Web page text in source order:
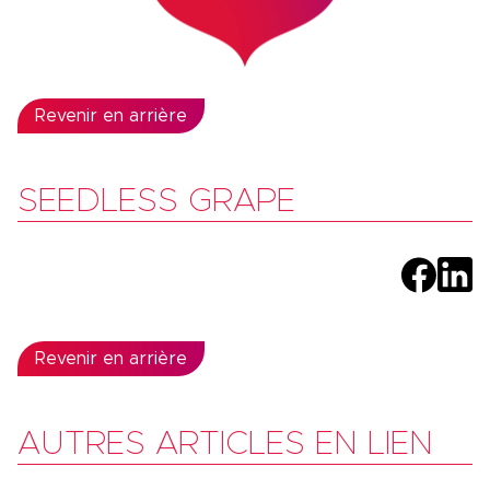
Revenir en arrière
SEEDLESS GRAPE
Revenir en arrière
AUTRES ARTICLES EN LIEN